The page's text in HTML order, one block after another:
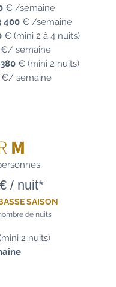
€ /semaine
400€ /semaine
€ (mini 2 à 4 nuits)
€/ semaine
380€ (mini 2 nuits)
€/ semaine
M
€ / nuit*
SAISON
de nuits
2 nuits)